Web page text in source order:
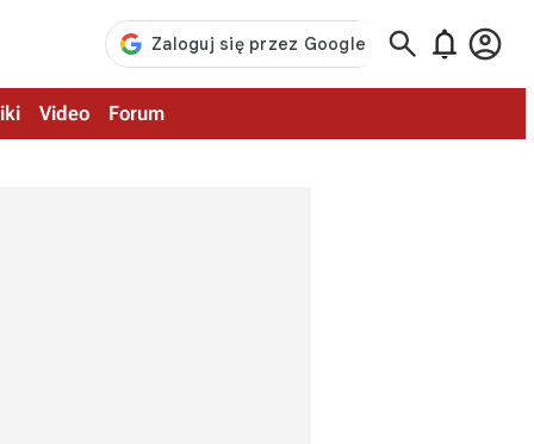
  
Video Forum